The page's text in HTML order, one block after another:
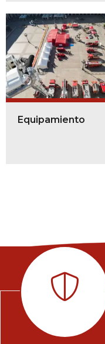
Equipamiento